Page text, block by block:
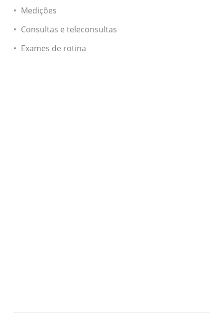
Medições
Consultas e teleconsultas
Exames de rotina